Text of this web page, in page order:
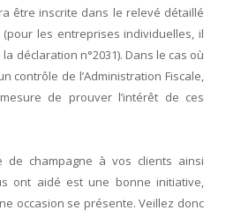
être inscrite dans le relevé détaillé
les entreprises individuelles, il
déclaration n°2031). Dans le cas où
contrôle de l’Administration Fiscale,
de prouver l’intérêt de ces
de champagne à vos clients ainsi
ont aidé est une bonne initiative,
occasion se présente. Veillez donc